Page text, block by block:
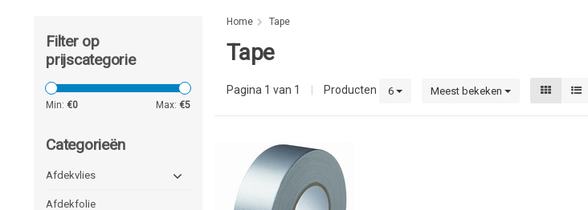
Filter op
prijscategorie
Min: €0 Max: €5
Categorieën
Afdekvlies
Afdekfolie
Home Tape
Tape
Pagina 1 van 1 Producten 6 Meest bekeken